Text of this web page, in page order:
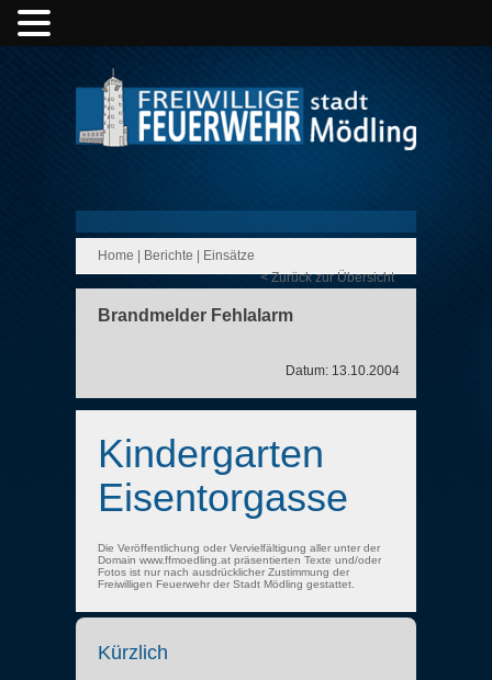
Home Berichte
Einsätze
< Zurück zur Übersicht
Brandmelder Fehlalarm
Datum: 13.10.2004
Kindergarten
Eisentorgasse
Die Veröffentlichung oder Vervielfältigung aller unter der
Domain www.ffmoedling.at präsentierten Texte und/oder
Fotos ist nur nach ausdrücklicher Zustimmung der
Freiwilligen Feuerwehr der Stadt Mödling gestattet.
Kürzlich